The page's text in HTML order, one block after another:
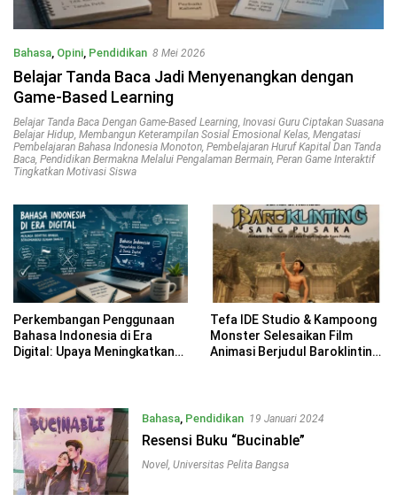
Bahasa, Opini, Pendidikan 8 Mei 2026
Belajar Tanda Baca Jadi Menyenangkan dengan
Game-Based Learning
Belajar Tanda Baca Dengan Game-Based Learning, Inovasi Guru Ciptakan Suasana
Belajar Hidup, Membangun Keterampilan Sosial Emosional Kelas, Mengatasi
Pembelajaran Bahasa Indonesia Monoton, Pembelajaran Huruf Kapital Dan Tanda
Baca, Pendidikan Bermakna Melalui Pengalaman Bermain, Peran Game Interaktif
Tingkatkan Motivasi Siswa
Perkembangan Penggunaan
Bahasa Indonesia di Era
Digital: Upaya Meningkatkan
Tefa IDE Studio & Kampoong
Monster Selesaikan Film
Animasi Berjudul Baroklinting
Bahasa, Pendidikan 19 Januari 2024
Resensi Buku “Bucinable”
Novel, Universitas Pelita Bangsa